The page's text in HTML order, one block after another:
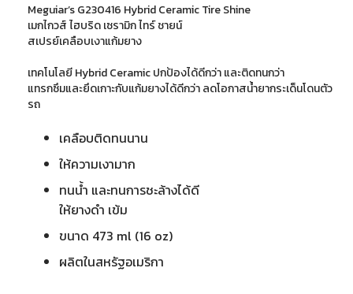
(473
Meguiar’s G230416 Hybrid Ceramic Tire Shine
เมกไกวส์ ไฮบริด เซรามิก ไทร์ ชายน์
สเปรย์เคลือบเงาแก้มยาง
เทคโนโลยี Hybrid Ceramic ปกป้องได้ดีกว่า และติดทนกว่า
แทรกซึมและยึดเกาะกับแก้มยางได้ดีกว่า ลดโอกาสน้ำยากระเด็นโดนตัว
รถ
เคลือบติดทนนาน
ให้ความเงามาก
ทนน้ำ และทนการชะล้างได้ดี
ให้ยางดำ เข้ม
ขนาด 473 ml (16 oz)
ผลิตในสหรัฐอเมริกา